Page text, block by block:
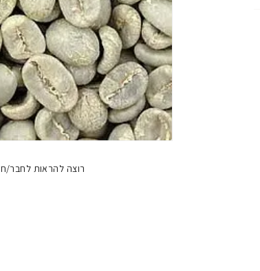
רוצה להראות לחבר/